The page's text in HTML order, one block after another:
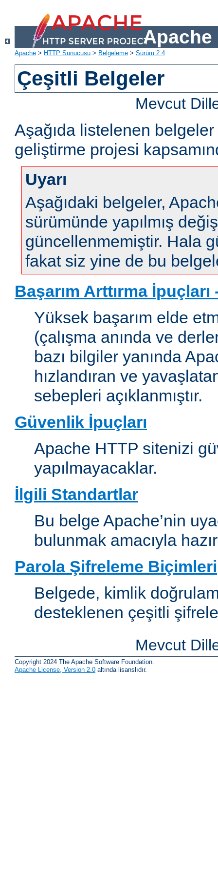
Apache
Apache > HTTP Sunucusu > Belgeleme > Sürüm 2.4
Çeşitli Belgeler
Mevcut
Aşağıda listelenen
geliştirme projesi
Uyarı
Aşağıdaki belgeler,
sürümünde yapılmış
güncellenmemiştir. Hala
fakat siz yine de bu
Başarım Arttırma
Yüksek başarım elde
(çalışma anında ve
bazı bilgiler yanında
hızlandıran ve
sebepleri açıklanmıştır.
Güvenlik İpuçları
Apache HTTP sitenizi
yapılmayacaklar.
İlgili Standartlar
Bu belge Apache’nin
bulunmak amacıyla
Parola Şifreleme Biçimleri
Belgede, kimlik
desteklenen çeşitli
Mevcut
Copyright 2024 The Apache Software Foundation.
Apache License, Version 2.0 altında lisanslıdır.